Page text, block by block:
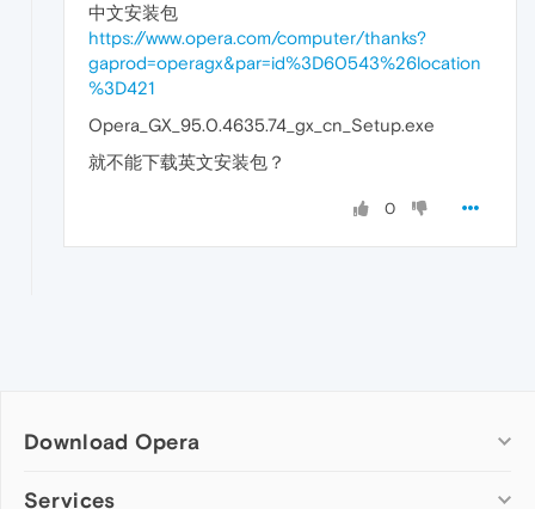
中文安装包
https://www.opera.com/computer/thanks?
gaprod=operagx&par=id%3D60543%26location
%3D421
Opera_GX_95.0.4635.74_gx_cn_Setup.exe
就不能下载英文安装包？
0
Download Opera
Computer browsers
Services